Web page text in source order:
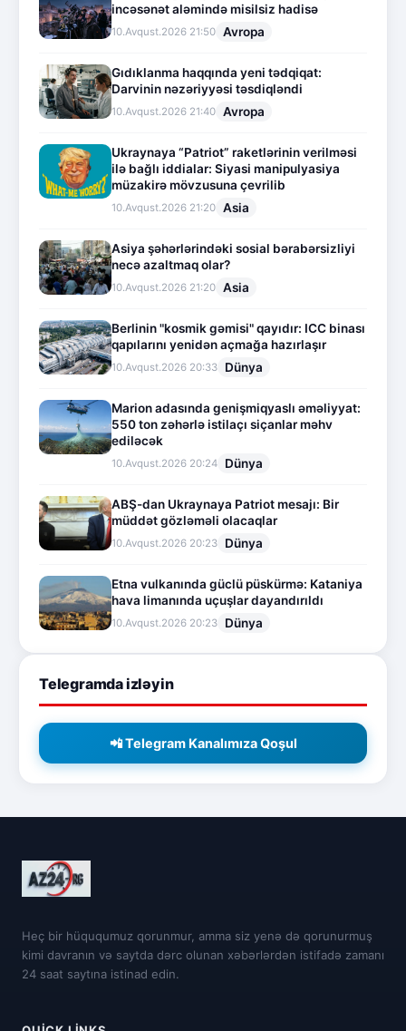
incəsənət aləmində misilsiz hadisə
10.Avqust.2026 21:50 Avropa
Gıdıklanma haqqında yeni tədqiqat:
Darvinin nəzəriyyəsi təsdiqləndi
10.Avqust.2026 21:40 Avropa
Ukraynaya “Patriot” raketlərinin verilməsi
ilə bağlı iddialar: Siyasi manipulyasiya
müzakirə mövzusuna çevrilib
10.Avqust.2026 21:20 Asia
Asiya şəhərlərindəki sosial bərabərsizliyi
necə azaltmaq olar?
10.Avqust.2026 21:20 Asia
Berlinin "kosmik gəmisi" qayıdır: ICC binası
qapılarını yenidən açmağa hazırlaşır
10.Avqust.2026 20:33 Dünya
Marion adasında genişmiqyaslı əməliyyat:
550 ton zəhərlə istilaçı siçanlar məhv
ediləcək
10.Avqust.2026 20:24 Dünya
ABŞ-dan Ukraynaya Patriot mesajı: Bir
müddət gözləməli olacaqlar
10.Avqust.2026 20:23 Dünya
Etna vulkanında güclü püskürmə: Kataniya
hava limanında uçuşlar dayandırıldı
10.Avqust.2026 20:23 Dünya
Telegramda izləyin
📲 Telegram Kanalımıza Qoşul
Heç bir hüququmuz qorunmur, amma siz yenə də qorunurmuş
kimi davranın və saytda dərc olunan xəbərlərdən istifadə zamanı
24 saat saytına istinad edin.